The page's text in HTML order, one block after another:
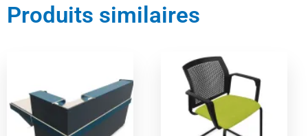
Produits similaires
initial
était :
6395,00 €.
actuel
est :
6075,00 €.
Le
prix
actuel
247,00 €.